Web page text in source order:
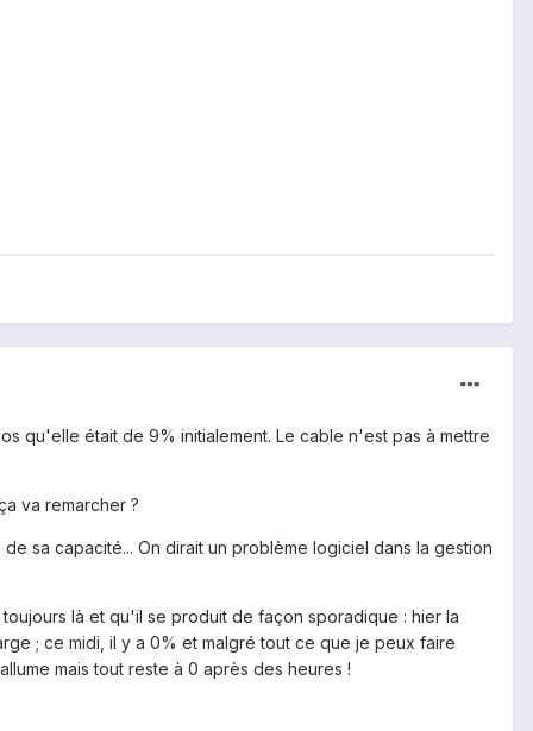
qu'elle était de 9% initialement. Le cable n'est pas à mettre
va remarcher ?
sa capacité... On dirait un problème logiciel dans la gestion
là et qu'il se produit de façon sporadique : hier la
; ce midi, il y a 0% et malgré tout ce que je peux faire
mais tout reste à 0 après des heures !